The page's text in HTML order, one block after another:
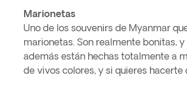
Marionetas
Uno de los souvenirs de Myanmar
marionetas. Son realmente bonitas,
además están hechas totalmente a
de vivos colores, y si quieres